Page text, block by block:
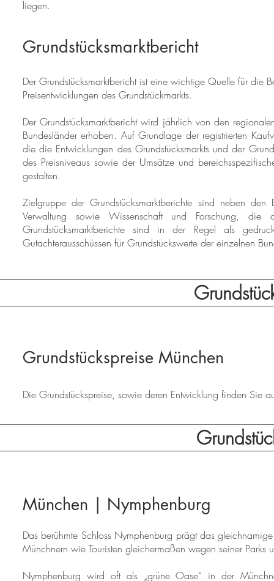
liegen.
Grundstücksmarktbericht
Der Grundstücksmarktbericht ist eine wichtige Quelle für
Preisentwicklungen des Grundstückmarkts.
Der Grundstücksmarktbericht wird jährlich von den
Bundesländer erhoben. Auf Grundlage der registrierten
die die Entwicklungen des Grundstücksmarkts und der
des Preisniveaus sowie der Umsätze und
gestalten.
Zielgruppe der Grundstücksmarktberichte sind neben
Verwaltung sowie Wissenschaft und Forschung, die
Grundstücksmarktberichte sind in der Regel als
Gutachterausschüssen für Grundstückswerte der einzelnen
Grundstückspreise München
Die Grundstückspreise, sowie deren Entwicklung finden Sie
München | Nymphenburg
Das berühmte Schloss Nymphenburg prägt das
Münchnern wie Touristen gleichermaßen wegen seiner
Nymphenburg wird oft als „grüne Oase“ in der